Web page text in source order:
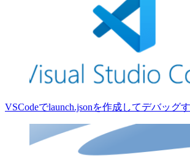
VSCodeでlaunch.jsonを作成してデバッグ